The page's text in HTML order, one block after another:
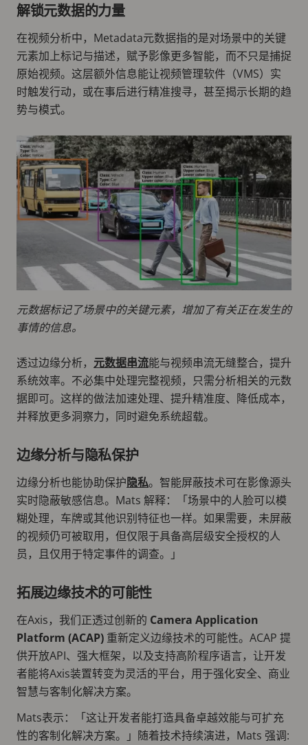
解锁元数据的力量
在视频分析中，Metadata元数据指的是对场景中的关键
元素加上标记与描述，赋予影像更多智能，而不只是捕捉
原始视频。这层额外信息能让视频管理软件（VMS）实
时触发行动，或在事后进行精准搜寻，甚至揭示长期的趋
势与模式。
元数据标记了场景中的关键元素，增加了有关正在发生的
事情的信息。
透过边缘分析， 元数据串流能与视频串流无缝整合，提升
系统效率。不必集中处理完整视频，只需分析相关的元数
据即可。这样的做法加速处理、提升精准度、降低成本，
并释放更多洞察力，同时避免系统超载。
边缘分析与隐私保护
边缘分析也能协助保护隐私。智能屏蔽技术可在影像源头
实时隐蔽敏感信息。Mats 解释：「场景中的人脸可以模
糊处理，车牌或其他识别特征也一样。如果需要，未屏蔽
的视频仍可被取用，但仅限于具备高层级安全授权的人
员，且仅用于特定事件的调查。」
拓展边缘技术的可能性
在Axis，我们正透过创新的 Camera Application
Platform (ACAP) 重新定义边缘技术的可能性。ACAP 提
供开放API、强大框架，以及支持高阶程序语言，让开发
者能将Axis装置转变为灵活的平台，用于强化安全、商业
智慧与客制化解决方案。
Mats表示：「这让开发者能打造具备卓越效能与可扩充
性的客制化解决方案。」随着技术持续演进，Mats 强调: